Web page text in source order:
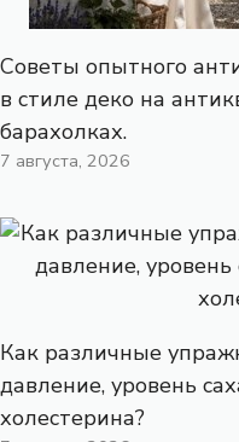
Советы опытного
в стиле деко на
барахолках.
7 августа, 2026
Как различные
давление, уровень
холестерина?